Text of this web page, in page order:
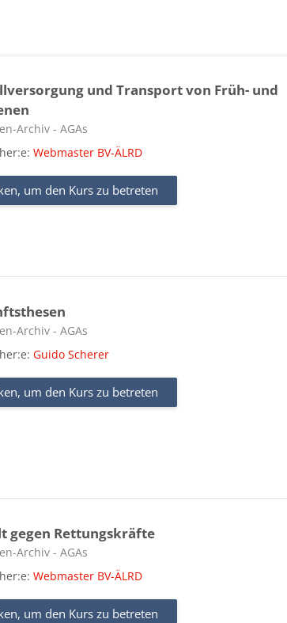
und Transport von Früh- und
Archiv - AGAs
Webmaster BV-ÄLRD
um den Kurs zu betreten
Archiv - AGAs
Guido Scherer
um den Kurs zu betreten
gegen Rettungskräfte
Archiv - AGAs
Webmaster BV-ÄLRD
um den Kurs zu betreten